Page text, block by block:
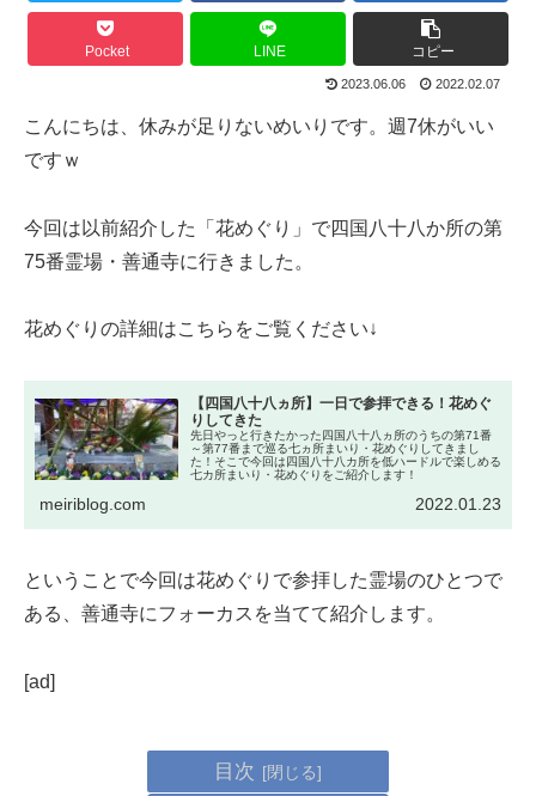
Pocket LINE コピー
2023.06.06 2022.02.07
こんにちは、休みが足りないめいりです。週7休がいい
ですｗ
今回は以前紹介した「花めぐり」で四国八十八か所の第
75番霊場・善通寺に行きました。
花めぐりの詳細はこちらをご覧ください↓
【四国八十八ヵ所】一日で参拝できる！花めぐ
りしてきた
先日やっと行きたかった四国八十八ヵ所のうちの第71番
～第77番まで巡る七ヵ所まいり・花めぐりしてきまし
た！そこで今回は四国八十八カ所を低ハードルで楽しめる
七カ所まいり・花めぐりをご紹介します！
meiriblog.com 2022.01.23
ということで今回は花めぐりで参拝した霊場のひとつで
ある、善通寺にフォーカスを当てて紹介します。
[ad]
目次